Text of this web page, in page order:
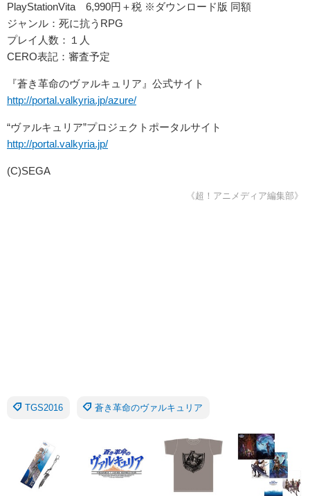
PlayStationVita 6,990円＋税 ※ダウンロード版 同額
ジャンル：死に抗うRPG
プレイ人数：１人
CERO表記：審査予定
『蒼き革命のヴァルキュリア』公式サイト
http://portal.valkyria.jp/azure/
“ヴァルキュリア”プロジェクトポータルサイト
http://portal.valkyria.jp/
(C)SEGA
《超！アニメディア編集部》
TGS2016 蒼き革命のヴァルキュリア